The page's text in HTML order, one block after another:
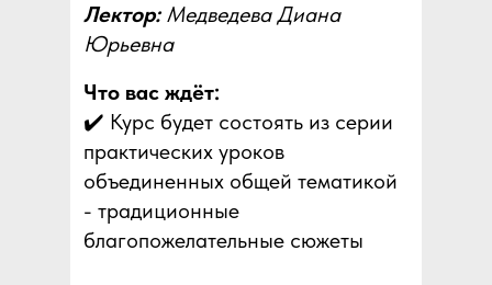
Что вас ждёт:
✔️ Курс будет состоять из серии
практических уроков
объединенных общей тематикой
- традиционные
благопожелательные сюжеты
Лектор: Медведева Диана
Юрьевна